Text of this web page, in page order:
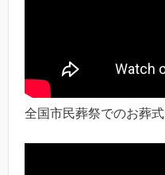
全国市民葬祭でのお葬式